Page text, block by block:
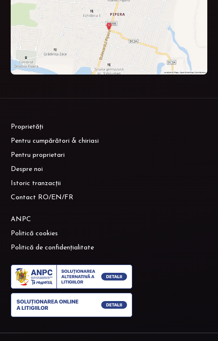
Proprietăți
Pentru cumpărători & chiriasi
Pentru proprietari
Despre noi
Istoric tranzacții
Contact RO/EN/FR
ANPC
Politică cookies
Politică de confidențialitate